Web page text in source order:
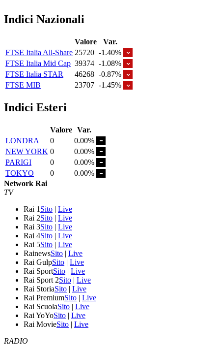
Indici Nazionali
Valore
Var.
FTSE Italia All-Share 25720 -1.40%
FTSE Italia Mid Cap 39374 -1.08%
FTSE Italia STAR
46268 -0.87%
FTSE MIB
23707 -1.45%
Indici Esteri
Valore Var.
LONDRA
0
0.00%
NEW YORK 0
0.00%
PARIGI
0
0.00%
TOKYO
0
0.00%
Network Rai
TV
Rai 1 Sito | Live
Rai 2Sito | Live
Rai 3Sito | Live
Rai 4Sito | Live
Rai 5Sito | Live
RainewsSito | Live
Rai GulpSito | Live
Rai SportSito | Live
Rai Sport 2Sito | Live
Rai StoriaSito | Live
Rai PremiumSito | Live
Rai ScuolaSito | Live
Rai YoYoSito | Live
Rai MovieSito | Live
RADIO